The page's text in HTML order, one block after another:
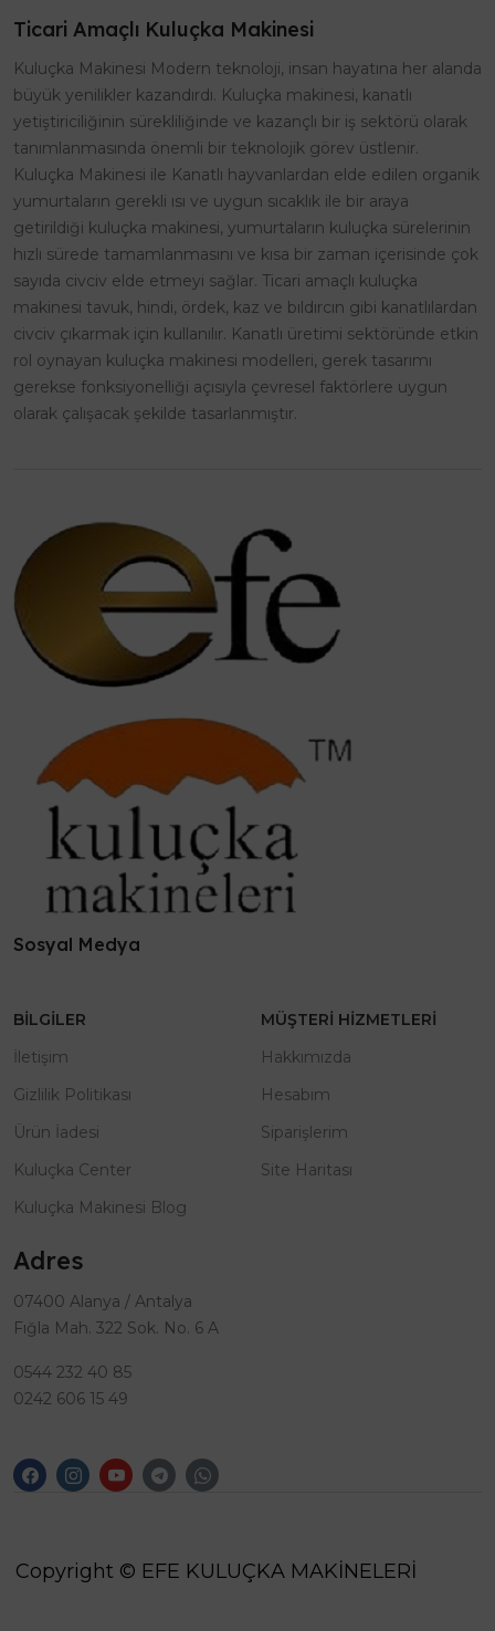
Ticari Amaçlı Kuluçka Makinesi
Kuluçka Makinesi Modern teknoloji, insan hayatına her alanda
büyük yenilikler kazandırdı. Kuluçka makinesi, kanatlı
yetiştiriciliğinin sürekliliğinde ve kazançlı bir iş sektörü olarak
tanımlanmasında önemli bir teknolojik görev üstlenir.
Kuluçka Makinesi ile Kanatlı hayvanlardan elde edilen organik
yumurtaların gerekli ısı ve uygun sıcaklık ile bir araya
getirildiği kuluçka makinesi, yumurtaların kuluçka sürelerinin
hızlı sürede tamamlanmasını ve kısa bir zaman içerisinde çok
sayıda civciv elde etmeyi sağlar. Ticari amaçlı kuluçka
makinesi tavuk, hindi, ördek, kaz ve bıldırcın gibi kanatlılardan
civciv çıkarmak için kullanılır. Kanatlı üretimi sektöründe etkin
rol oynayan kuluçka makinesi modelleri, gerek tasarımı
gerekse fonksiyonelliği açısıyla çevresel faktörlere uygun
olarak çalışacak şekilde tasarlanmıştır.
Sosyal Medya
BILGILER
İletişim
Gizlilik Politikası
Ürün İadesi
Kuluçka Center
Kuluçka Makinesi Blog
MÜŞTERI HIZMETLERI
Hakkımızda
Hesabım
Siparişlerim
Site Haritası
Adres
07400 Alanya / Antalya
Fığla Mah. 322 Sok. No. 6 A
0544 232 40 85
0242 606 15 49
Copyright © EFE KULUÇKA MAKİNELERİ